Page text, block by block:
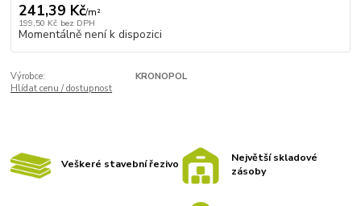
241,39 Kč/m²
199,50 Kč bez DPH
Momentálně není k dispozici
Výrobce:
KRONOPOL
Hlídat cenu / dostupnost
Veškeré stavební řezivo
Největší skladové
zásoby